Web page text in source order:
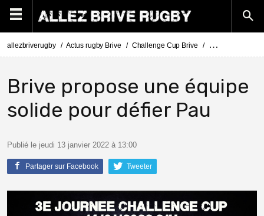
allezbriverugby Actus rugby Brive Challenge Cup Brive Challenge Cup
Brive propose une équipe
solide pour défier Pau
Publié le jeudi 13 janvier 2022 à 13:00
Partager sur Facebook Tweeter